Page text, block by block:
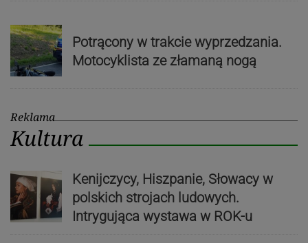
Potrącony w trakcie wyprzedzania.
Motocyklista ze złamaną nogą
Reklama
Kultura
Kenijczycy, Hiszpanie, Słowacy w
polskich strojach ludowych.
Intrygująca wystawa w ROK-u